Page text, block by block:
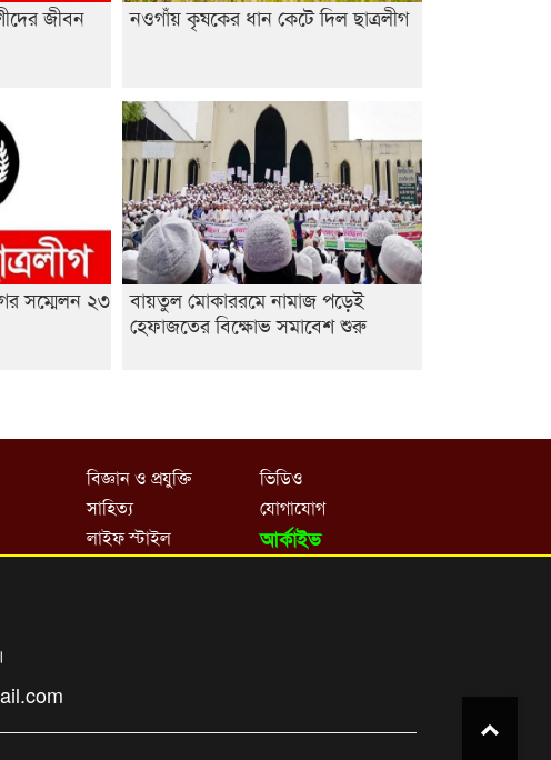
জীবন
নওগাঁয় কৃষকের ধান কেটে দিল ছাত্রলীগ
সম্মেলন ২৩
বায়তুল মোকাররমে নামাজ পড়েই
হেফাজতের বিক্ষোভ সমাবেশ শুরু
বিজ্ঞান ও প্রযুক্তি
সাহিত্য
লাইফ স্টাইল
ভিডিও
যোগাযোগ
আর্কাইভ